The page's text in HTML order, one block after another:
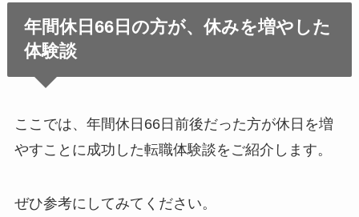
年間休日66日の方が、休みを増やした
体験談
ここでは、年間休日66日前後だった方が休日を増
やすことに成功した転職体験談をご紹介します。
ぜひ参考にしてみてください。